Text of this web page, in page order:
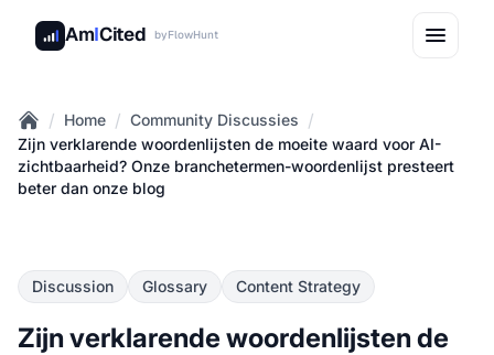
AmICited byFlowHunt
Home
/ Home / Community Discussies /
Zijn verklarende woordenlijsten de moeite waard voor AI-
zichtbaarheid? Onze branchetermen-woordenlijst presteert
beter dan onze blog
Discussion Glossary Content Strategy
Zijn verklarende woordenlijsten de